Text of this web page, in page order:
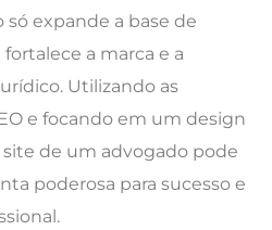
expande a base de
a marca e a
Utilizando as
e focando em um design
de um advogado pode
poderosa para sucesso e